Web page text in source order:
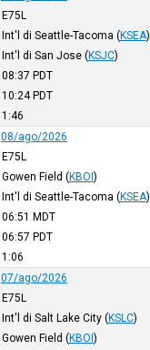
E75L
Int'l di Seattle-Tacoma (KSEA)
Int'l di San Jose (KSJC)
08:37 PDT
10:24PDT
1:46
08/ago/2026
E75L
Gowen Field (KBOI)
Int'l di Seattle-Tacoma (KSEA)
06:51 MDT
06:57 PDT
1:06
07/ago/2026
E75L
Int'l di Salt Lake City (KSLC)
Gowen Field (KBOI)